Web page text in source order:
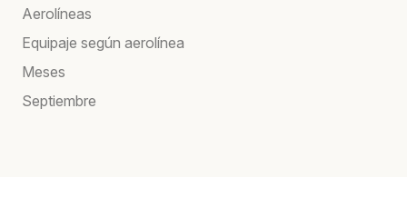
Aerolíneas
Equipaje según aerolínea
Meses
Septiembre